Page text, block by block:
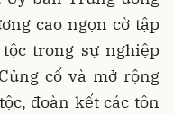
cao ngọn cờ tập
trong sự nghiệp
cố và mở rộng
đoàn kết các tôn